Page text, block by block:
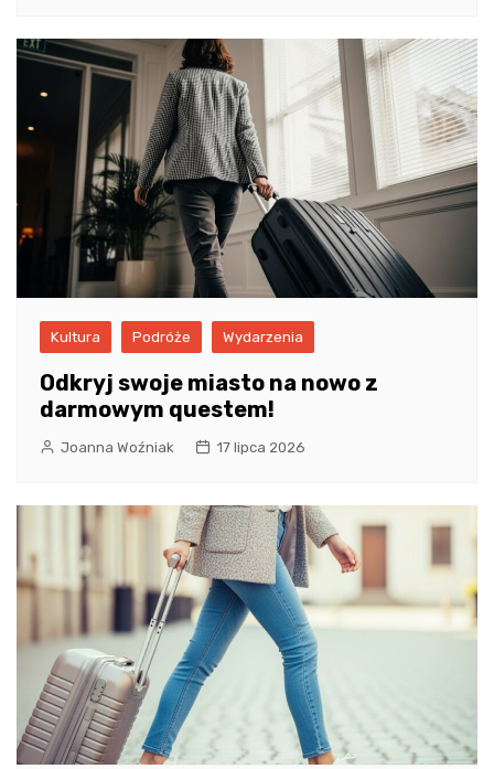
Kultura Podróże Wydarzenia
Odkryj swoje miasto na nowo z
darmowym questem!
Joanna Woźniak 17 lipca 2026